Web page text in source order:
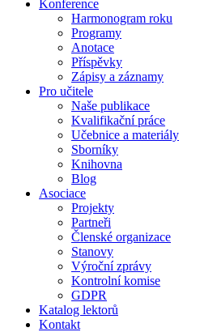
Konference
Harmonogram roku
Programy
Anotace
Příspěvky
Zápisy a záznamy
Pro učitele
Naše publikace
Kvalifikační práce
Učebnice a materiály
Sborníky
Knihovna
Blog
Asociace
Projekty
Partneři
Členské organizace
Stanovy
Výroční zprávy
Kontrolní komise
GDPR
Katalog lektorů
Kontakt